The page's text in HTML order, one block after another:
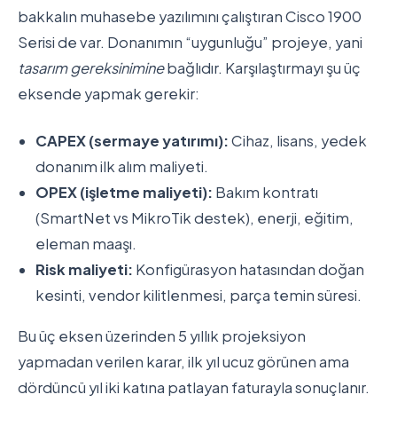
bakkalın muhasebe yazılımını çalıştıran Cisco 1900
Serisi de var. Donanımın “uygunluğu” projeye, yani
tasarım gereksiniminebağlıdır. Karşılaştırmayı şu üç
eksende yapmak gerekir:
CAPEX (sermaye yatırımı):Cihaz, lisans, yedek
donanım ilk alım maliyeti.
OPEX (işletme maliyeti): Bakım kontratı
(SmartNet vs MikroTik destek), enerji, eğitim,
eleman maaşı.
Risk maliyeti: Konfigürasyon hatasından doğan
kesinti, vendor kilitlenmesi, parça temin süresi.
Bu üç eksen üzerinden 5 yıllık projeksiyon
yapmadan verilen karar, ilk yıl ucuz görünen ama
dördüncü yıl iki katına patlayan faturayla sonuçlanır.